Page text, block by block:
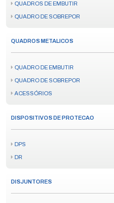
QUADROS DE EMBUTIR
QUADRO DE SOBREPOR
QUADROS METALICOS
QUADRO DE EMBUTIR
QUADRO DE SOBREPOR
ACESSÓRIOS
DISPOSITIVOS DE PROTECAO
DPS
DR
DISJUNTORES